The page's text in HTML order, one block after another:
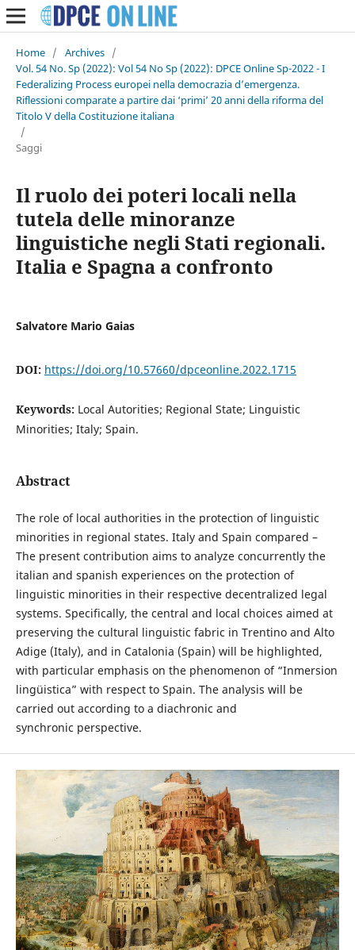
Home / Archives /
Vol. 54 No. Sp (2022): Vol 54 No Sp (2022): DPCE Online Sp-2022 - I
Federalizing Process europei nella democrazia d’emergenza.
Riflessioni comparate a partire dai ‘primi’ 20 anni della riforma del
Titolo V della Costituzione italiana
/
Saggi
Il ruolo dei poteri locali nella
tutela delle minoranze
linguistiche negli Stati regionali.
Italia e Spagna a confronto
Salvatore Mario Gaias
DOI: https://doi.org/10.57660/dpceonline.2022.1715
Keywords: Local Autorities; Regional State; Linguistic
Minorities; Italy; Spain.
Abstract
The role of local authorities in the protection of linguistic
minorities in regional states. Italy and Spain compared –
The present contribution aims to analyze concurrently the
italian and spanish experiences on the protection of
linguistic minorities in their respective decentralized legal
systems. Specifically, the central and local choices aimed at
preserving the cultural linguistic fabric in Trentino and Alto
Adige (Italy), and in Catalonia (Spain) will be highlighted,
with particular emphasis on the phenomenon of “Inmersion
lingüistica” with respect to Spain. The analysis will be
carried out according to a diachronic and
synchronic perspective.